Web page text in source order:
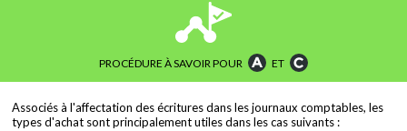
PROCÉDURE À SAVOIR POUR ET
Associés à l'affectation des écritures dans les journaux comptables, les
types d'achat sont principalement utiles dans les cas suivants :